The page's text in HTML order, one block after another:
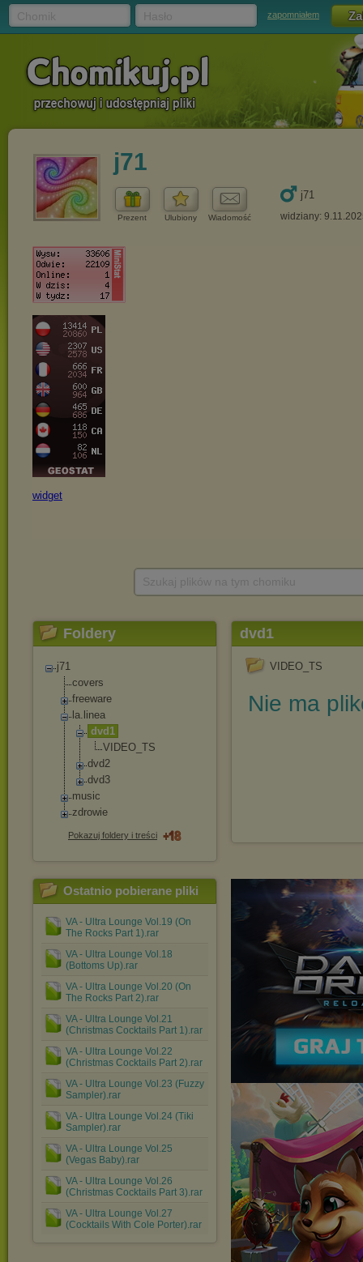
zapomniałem
j71
Prezent Ulubiony Wiadomość
j71
widziany:
Foldery
j71
covers
freeware
la.linea
dvd1
VIDEO_TS
dvd2
dvd3
music
zdrowie
Pokazuj foldery i treści
Ostatnio pobierane pliki
VA - Ultra Lounge Vol.19 (On
The Rocks Part 1).rar
VA - Ultra Lounge Vol.18
(Bottoms Up).rar
VA - Ultra Lounge Vol.20 (On
The Rocks Part 2).rar
VA - Ultra Lounge Vol.21
(Christmas Cocktails Part 1).rar
VA - Ultra Lounge Vol.22
(Christmas Cocktails Part 2).rar
VA - Ultra Lounge Vol.23 (Fuzzy
Sampler).rar
VA - Ultra Lounge Vol.24 (Tiki
Sampler).rar
VA - Ultra Lounge Vol.25
(Vegas Baby).rar
VA - Ultra Lounge Vol.26
(Christmas Cocktails Part 3).rar
VA - Ultra Lounge Vol.27
(Cocktails With Cole Porter).rar
dvd1
VIDEO_TS
Nie ma